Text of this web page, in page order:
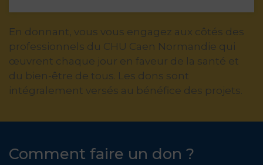
En donnant, vous vous engagez aux côtés des
professionnels du CHU Caen Normandie qui
œuvrent chaque jour en faveur de la santé et
du bien-être de tous. Les dons sont
intégralement versés au bénéfice des projets.
Comment faire un don ?